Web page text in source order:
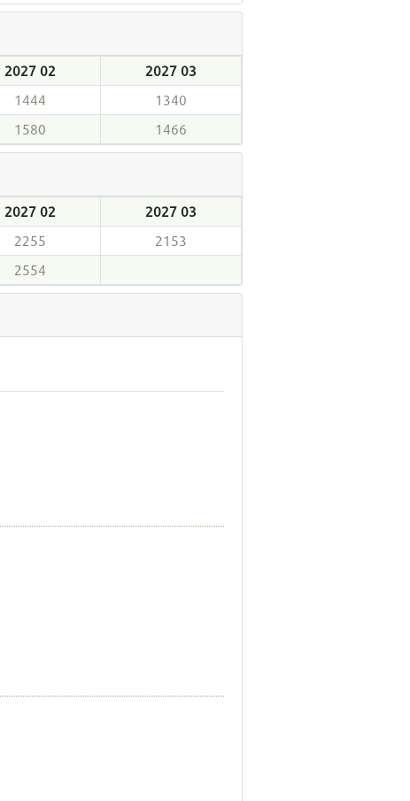
2027 02
2027 03
1444
1340
1580 1466
2027 02
2027 03
2255
2153
2554